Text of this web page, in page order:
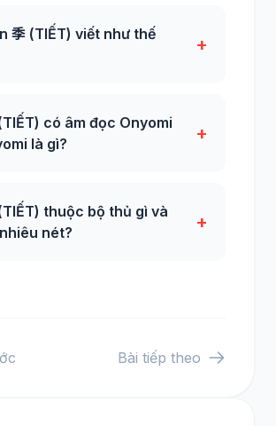
季 (TIẾT) viết như thế
+
có âm đọc Onyomi
là gì?
+
thuộc bộ thủ gì và
nét?
+
Bài tiếp theo